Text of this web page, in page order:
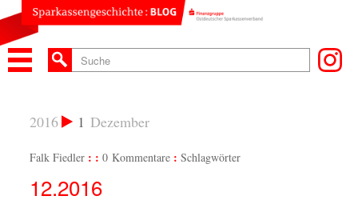
1 Dezember
2016
Falk Fiedler 0 Kommentare Schlagwörter
12.2016